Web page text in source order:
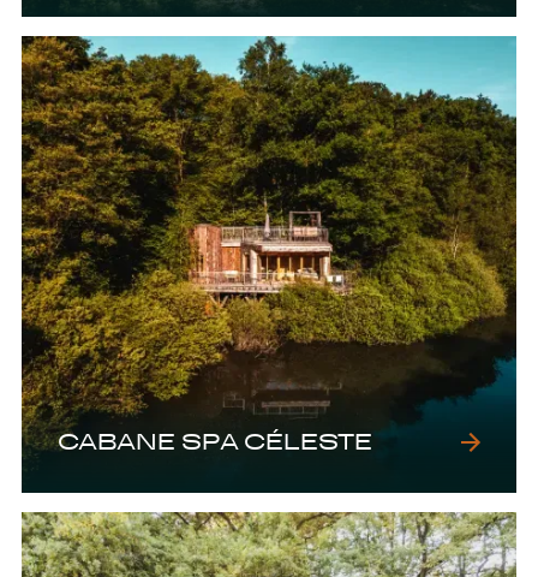
CABANE SPA CÉLESTE